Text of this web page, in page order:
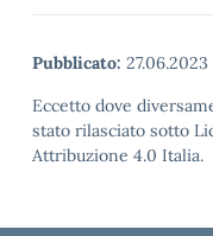
Pubblicato: 27.06.2023
Eccetto dove
stato rilasciato sotto
Attribuzione 4.0 Italia.